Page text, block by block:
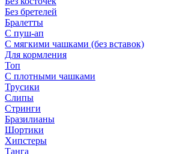
Без бретелей
Бралетты
С пуш-ап
С мягкими чашками (без вставок)
Для кормления
Топ
С плотными чашками
Трусики
Слипы
Стринги
Бразилианы
Шортики
Хипстеры
Танга